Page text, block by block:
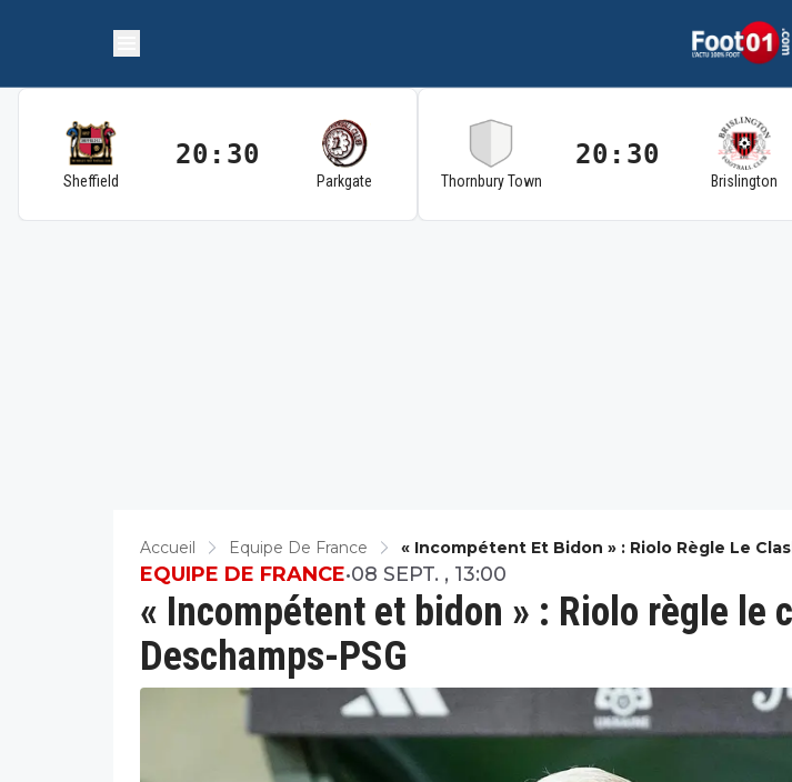
Sheffield
20:30
Parkgate Thornbury Town
20:30
Brislington
Accueil Equipe De France
« Incompétent Et Bidon » : Riolo Règle Le
PSG
« Incompétent et bidon » : Riolo règle le
Deschamps-PSG
EQUIPE DE FRANCE•08 SEPT. , 13:00